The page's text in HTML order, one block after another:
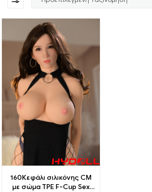
160Κεφάλι σιλικόνης CM
με σώμα TPE F-Cup Sex